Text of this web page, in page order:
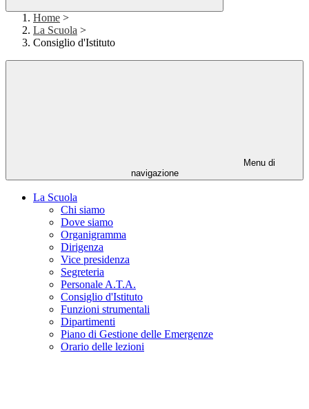
Home >
La Scuola >
Consiglio d'Istituto
Menu di
navigazione
La Scuola
Chi siamo
Dove siamo
Organigramma
Dirigenza
Vice presidenza
Segreteria
Personale A.T.A.
Consiglio d'Istituto
Funzioni strumentali
Dipartimenti
Piano di Gestione delle Emergenze
Orario delle lezioni